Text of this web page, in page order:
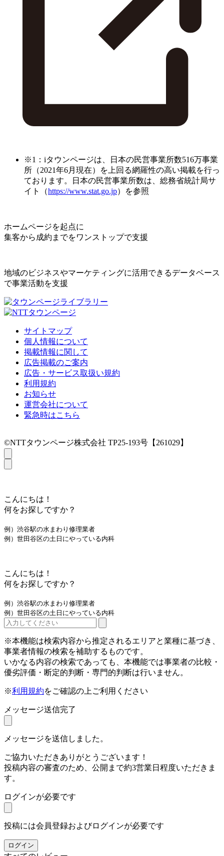
※1：iタウンページは、日本の民営事業所数516万事業
所（2021年6月現在）を上回る網羅性の高い掲載を行っ
ております。日本の民営事業所数は、総務省統計局サ
イト（https://www.stat.go.jp）を参照
ホームページを起点に
集客から成約までをワンストップで支援
地域のビジネスやマーケティングに活用できるデータベース
で事業活動を支援
サイトマップ
個人情報について
掲載情報に関して
広告掲載のご案内
広告・サービス取扱い規約
利用規約
お知らせ
運営会社について
緊急時はこちら
©NTTタウンページ株式会社 TP25-193号【261029】
こんにちは！
何をお探しですか？
例）渋谷駅の水まわり修理業者
例）世田谷区の土日にやっている内科
こんにちは！
何をお探しですか？
例）渋谷駅の水まわり修理業者
例）世田谷区の土日にやっている内科
※本機能は検索内容から推定されるエリアと業種に基づき、
事業者情報の検索を補助するものです。
いかなる内容の検索であっても、本機能では事業者の比較・
優劣評価・断定的判断・専門的判断は行いません。
※利用規約をご確認の上ご利用ください
メッセージ送信完了
メッセージを送信しました。
ご協力いただきありがとうございます！
投稿内容の審査のため、公開まで約3営業日程度いただきま
す。
ログインが必要です
投稿には会員登録およびログインが必要です
ログイン